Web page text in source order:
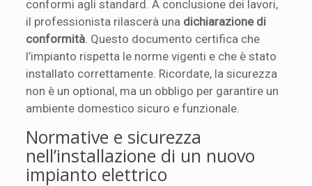
conformi agli standard. A conclusione dei lavori,
il professionista rilascerà una dichiarazione di
conformità . Questo documento certifica che
l’impianto rispetta le norme vigenti e che è stato
installato correttamente. Ricordate, la sicurezza
non è un optional, ma un obbligo per garantire un
ambiente domestico sicuro e funzionale.
Normative e sicurezza
nell’installazione di un nuovo
impianto elettrico